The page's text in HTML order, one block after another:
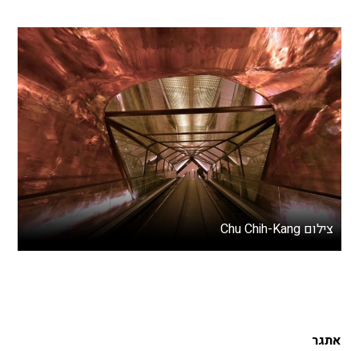
צילום Chu Chih-Kang
אתגר